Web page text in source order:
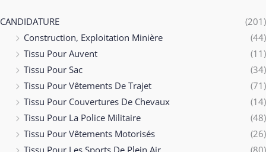
CANDIDATURE
(201)
Construction, Exploitation Minière
(44)
Tissu Pour Auvent
(11)
Tissu Pour Sac
(34)
Tissu Pour Vêtements De Trajet
(71)
Tissu Pour Couvertures De Chevaux
(14)
Tissu Pour La Police Militaire
(48)
Tissu Pour Vêtements Motorisés
(26)